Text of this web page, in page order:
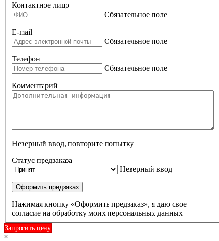
Контактное лицо
Обязательное поле
E-mail
Обязательное поле
Телефон
Обязательное поле
Комментарий
Неверный ввод, повторите попытку
Статус предзаказа
Неверный ввод
Оформить предзаказ
Нажимая кнопку «Оформить предзаказ», я даю свое
согласие на обработку моих персональных данных
Запросить цену
×